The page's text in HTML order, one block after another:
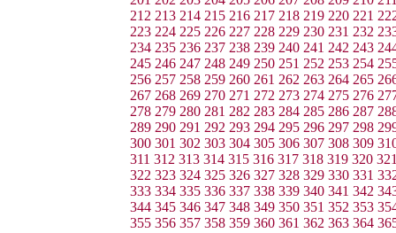
212 213 214 215 216 217 218 219 220 221
223 224 225 226 227 228 229 230 231 232
234 235 236 237 238 239 240 241 242 243
245 246 247 248 249 250 251 252 253 254
256 257 258 259 260 261 262 263 264 265
267 268 269 270 271 272 273 274 275 276
278 279 280 281 282 283 284 285 286 287
289 290 291 292 293 294 295 296 297 298
300 301 302 303 304 305 306 307 308 309
311 312 313 314 315 316 317 318 319 320
322 323 324 325 326 327 328 329 330 331
333 334 335 336 337 338 339 340 341 342
344 345 346 347 348 349 350 351 352 353
355 356 357 358 359 360 361 362 363 364